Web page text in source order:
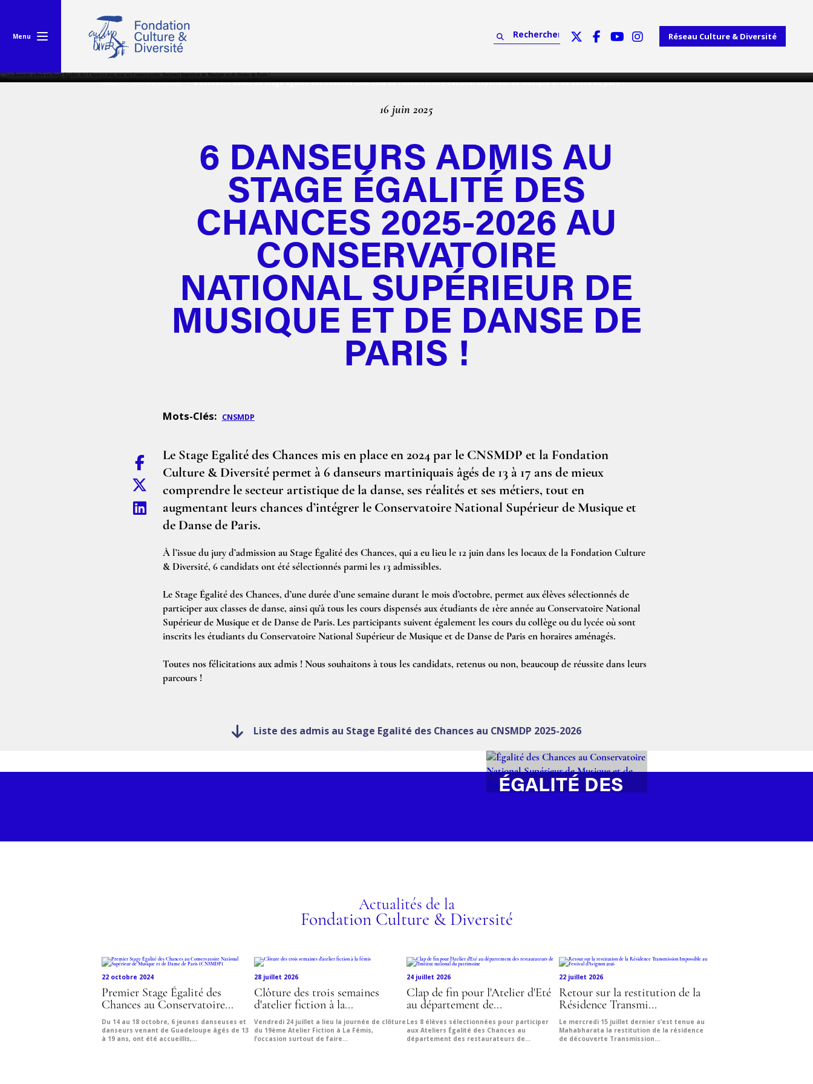
Menu Réseau Culture & Diversité
fondation culture & diversité 6 danseurs admis au stage égalité des chances 2025-2026 au conservatoire national supérieur de musique et de danse de paris !
16 juin 2025
6 DANSEURS ADMIS AU
STAGE ÉGALITÉ DES
CHANCES 2025-2026 AU
CONSERVATOIRE
NATIONAL SUPÉRIEUR DE
MUSIQUE ET DE DANSE DE
PARIS !
Mots-Clés: CNSMDP
Le Stage Egalité des Chances mis en place en 2024 par le CNSMDP et la Fondation
Culture & Diversité permet à 6 danseurs martiniquais âgés de 13 à 17 ans de mieux
comprendre le secteur artistique de la danse, ses réalités et ses métiers, tout en
augmentant leurs chances d’intégrer le Conservatoire National Supérieur de Musique et
de Danse de Paris.
À l’issue du jury d’admission au Stage Égalité des Chances, qui a eu lieu le 12 juin dans les locaux de la Fondation Culture
& Diversité, 6 candidats ont été sélectionnés parmi les 13 admissibles.
Le Stage Égalité des Chances, d’une durée d’une semaine durant le mois d’octobre, permet aux élèves sélectionnés de
participer aux classes de danse, ainsi qu’à tous les cours dispensés aux étudiants de 1ère année au Conservatoire National
Supérieur de Musique et de Danse de Paris. Les participants suivent également les cours du collège ou du lycée où sont
inscrits les étudiants du Conservatoire National Supérieur de Musique et de Danse de Paris en horaires aménagés.
Toutes nos félicitations aux admis ! Nous souhaitons à tous les candidats, retenus ou non, beaucoup de réussite dans leurs
parcours !
Liste des admis au Stage Egalité des Chances au CNSMDP 2025-2026
ÉGALITÉ DES
CHANCES AU
SUPÉRIEUR DE
Actualités de la
Fondation Culture & Diversité
22 octobre 2024
Premier Stage Égalité des
Chances au Conservatoire...
Du 14 au 18 octobre, 6 jeunes danseuses et
danseurs venant de Guadeloupe âgés de 13
à 19 ans, ont été accueillis,...
28 juillet 2026
Clôture des trois semaines
d'atelier fiction à la...
Vendredi 24 juillet a lieu la journée de clôture
du 19ème Atelier Fiction à La Fémis,
l’occasion surtout de faire...
24 juillet 2026
Clap de fin pour l'Atelier d'Eté
au département de...
Les 8 élèves sélectionnées pour participer
aux Ateliers Égalité des Chances au
département des restaurateurs de...
22 juillet 2026
Retour sur la restitution de la
Résidence Transmi...
Le mercredi 15 juillet dernier s’est tenue au
Mahabharata la restitution de la résidence
de découverte Transmission...